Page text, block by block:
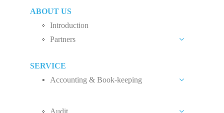
ABOUT US
Introduction
Partners
SERVICE
Accounting & Book-keeping
Audit